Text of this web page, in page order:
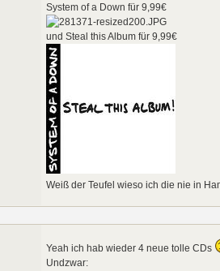
System of a Down für 9,99€
und Steal this Album für 9,99€
Weiß der Teufel wieso ich die nie in
Yeah ich hab wieder 4 neue tolle CDs
Undzwar: